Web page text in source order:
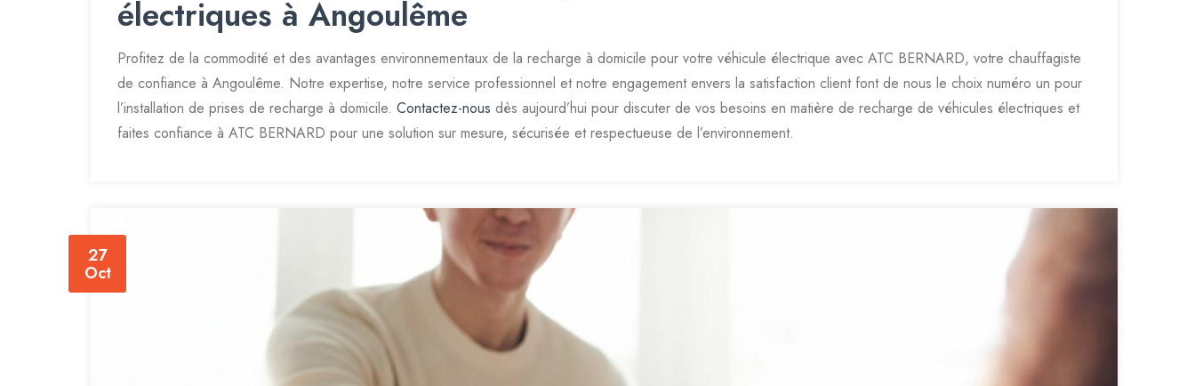
électriques à Angoulême
Profitez de la commodité et des avantages environnementaux de la recharge à domicile pour votre véhicule électrique avec ATC BERNARD, votre chauffagiste
de confiance à Angoulême. Notre expertise, notre service professionnel et notre engagement envers la satisfaction client font de nous le choix numéro un pour
l’installation de prises de recharge à domicile. Contactez-nous dès aujourd’hui pour discuter de vos besoins en matière de recharge de véhicules électriques et
faites confiance à ATC BERNARD pour une solution sur mesure, sécurisée et respectueuse de l’environnement.
27
Oct